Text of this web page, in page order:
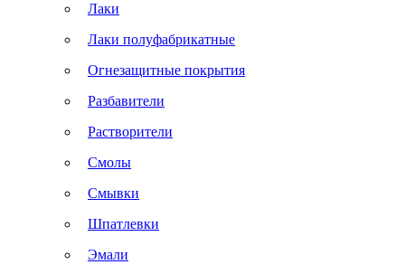
Лаки
Лаки полуфабрикатные
Огнезащитные покрытия
Разбавители
Растворители
Смолы
Смывки
Шпатлевки
Эмали